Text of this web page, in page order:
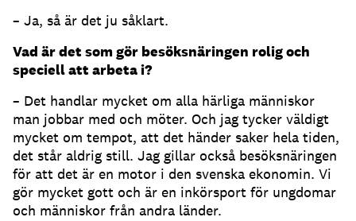
– Ja, så är det ju såklart.
Vad är det som gör besöksnäringen rolig och
speciell att arbeta i?
– Det handlar mycket om alla härliga människor
man jobbar med och möter. Och jag tycker väldigt
mycket om tempot, att det händer saker hela tiden,
det står aldrig still. Jag gillar också besöksnäringen
för att det är en motor i den svenska ekonomin. Vi
gör mycket gott och är en inkörsport för ungdomar
och människor från andra länder.